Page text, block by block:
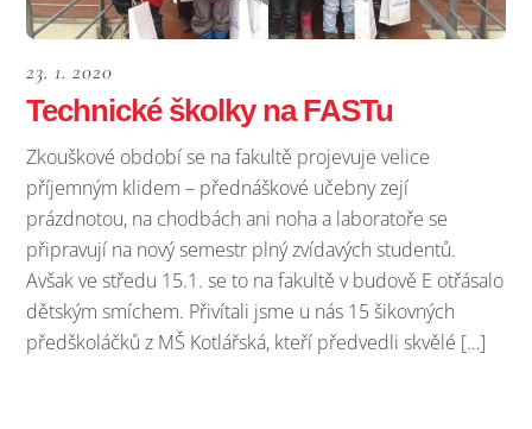
23. 1. 2020
Technické školky na FASTu
Zkouškové období se na fakultě projevuje velice
příjemným klidem – přednáškové učebny zejí
prázdnotou, na chodbách ani noha a laboratoře se
připravují na nový semestr plný zvídavých studentů.
Avšak ve středu 15.1. se to na fakultě v budově E otřásalo
dětským smíchem. Přivítali jsme u nás 15 šikovných
předškoláčků z MŠ Kotlářská, kteří předvedli skvělé […]